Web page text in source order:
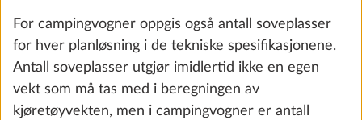
Komfyr THETFORD med 3 gass-bluss og
1 elektrisk plate, inkl. stekeovn og grill
Mer
29.8 kg
Legg til
For campingvogner oppgis også antall soveplasser
for hver planløsning i de tekniske spesifikasjonene.
Antall soveplasser utgjør imidlertid ikke en egen
vekt som må tas med i beregningen av
kjøretøyvekten, men i campingvogner er antall